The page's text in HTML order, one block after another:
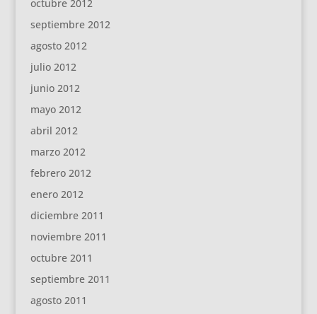
octubre 2012
septiembre 2012
agosto 2012
julio 2012
junio 2012
mayo 2012
abril 2012
marzo 2012
febrero 2012
enero 2012
diciembre 2011
noviembre 2011
octubre 2011
septiembre 2011
agosto 2011